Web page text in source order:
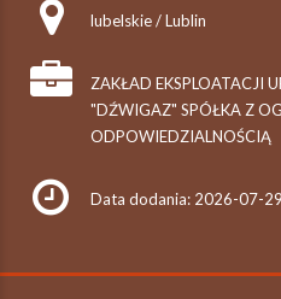
lubelskie / Lublin
ZAKŁAD EKSPLOATACJI
"DŹWIGAZ" SPÓŁKA Z
ODPOWIEDZIALNOŚCIĄ
Data dodania: 2026-07-29